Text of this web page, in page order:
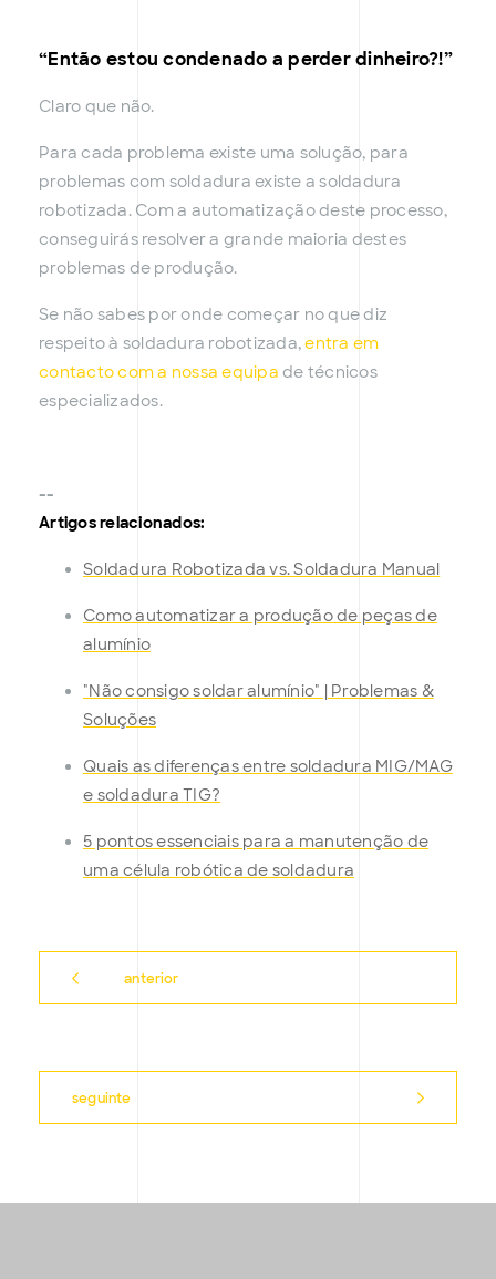
“Então estou condenado a perder dinheiro?!”
Claro que não.
Para cada problema existe uma solução, para
problemas com soldadura existe a soldadura
robotizada. Com a automatização deste processo,
conseguirás resolver a grande maioria destes
problemas de produção.
Se não sabes por onde começar no que diz
respeito à soldadura robotizada,entra em
contacto com a nossa equipa de técnicos
especializados.
--
Artigos relacionados:
Soldadura Robotizada vs. Soldadura Manual
Como automatizar a produção de peças de
alumínio
"Não consigo soldar alumínio" | Problemas &
Soluções
Quais as diferenças entre soldadura MIG/MAG
e soldadura TIG?
5 pontos essenciais para a manutenção de
uma célula robótica de soldadura
anterior
seguinte